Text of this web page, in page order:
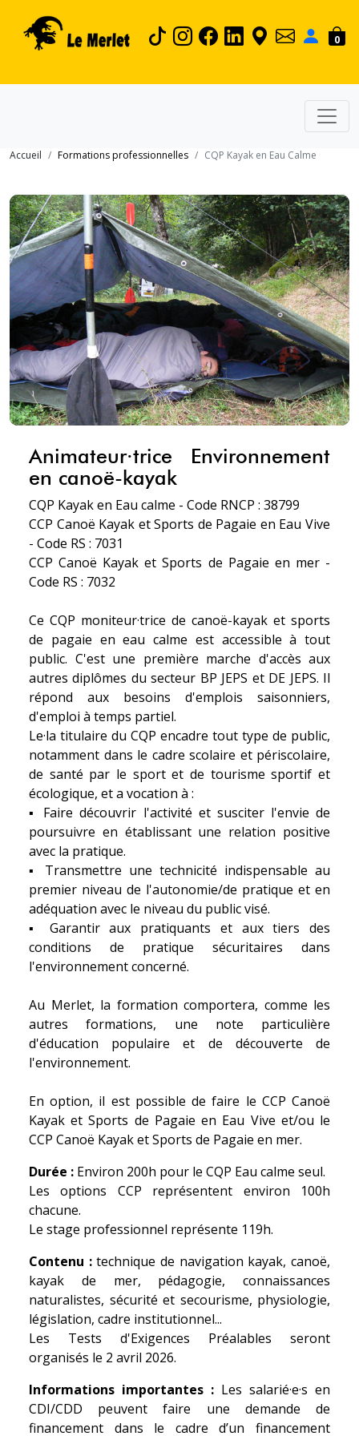
0
Accueil Formations professionnelles CQP Kayak en Eau Calme
Animateur·trice Environnement
en canoë-kayak
CQP Kayak en Eau calme - Code RNCP : 38799
CCP Canoë Kayak et Sports de Pagaie en Eau Vive
- Code RS : 7031
CCP Canoë Kayak et Sports de Pagaie en mer -
Code RS : 7032
Ce CQP moniteur·trice de canoë-kayak et sports
de pagaie en eau calme est accessible à tout
public. C'est une première marche d'accès aux
autres diplômes du secteur BP JEPS et DE JEPS. Il
répond aux besoins d'emplois saisonniers,
d'emploi à temps partiel.
Le·la titulaire du CQP encadre tout type de public,
notamment dans le cadre scolaire et périscolaire,
de santé par le sport et de tourisme sportif et
écologique, et a vocation à :
▪ Faire découvrir l'activité et susciter l'envie de
poursuivre en établissant une relation positive
avec la pratique.
▪ Transmettre une technicité indispensable au
premier niveau de l'autonomie/de pratique et en
adéquation avec le niveau du public visé.
▪ Garantir aux pratiquants et aux tiers des
conditions de pratique sécuritaires dans
l'environnement concerné.
Au Merlet, la formation comportera, comme les
autres formations, une note particulière
d'éducation populaire et de découverte de
l'environnement.
En option, il est possible de faire le CCP Canoë
Kayak et Sports de Pagaie en Eau Vive et/ou le
CCP Canoë Kayak et Sports de Pagaie en mer.
Durée : Environ 200h pour le CQP Eau calme seul.
Les options CCP représentent environ 100h
chacune.
Le stage professionnel représente 119h.
Contenu :technique de navigation kayak, canoë,
kayak de mer, pédagogie, connaissances
naturalistes, sécurité et secourisme, physiologie,
législation, cadre institutionnel...
Les Tests d'Exigences Préalables seront
organisés le 2 avril 2026.
Informations importantes : Les salarié·e·s en
CDI/CDD peuvent faire une demande de
financement dans le cadre d’un financement